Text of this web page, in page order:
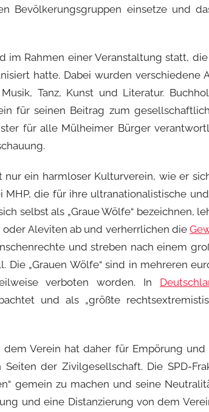
Bevölkerungsgruppen einsetze und
im Rahmen einer Veranstaltung statt,
hatte. Dabei wurden verschiedene
Tanz, Kunst und Literatur.
für seinen Beitrag zum
für alle Mülheimer Bürger
nur ein harmloser Kulturverein, wie er
MHP, die für ihre ultranationalistische
selbst als „Graue Wölfe“ bezeichnen,
Aleviten ab und verherrlichen die
und streben nach einem
„Grauen Wölfe“ sind in mehreren
verboten worden. In
und als „größte
Verein hat daher für Empörung
der Zivilgesellschaft. Die SPD-
gemein zu machen und seine
und eine Distanzierung von dem